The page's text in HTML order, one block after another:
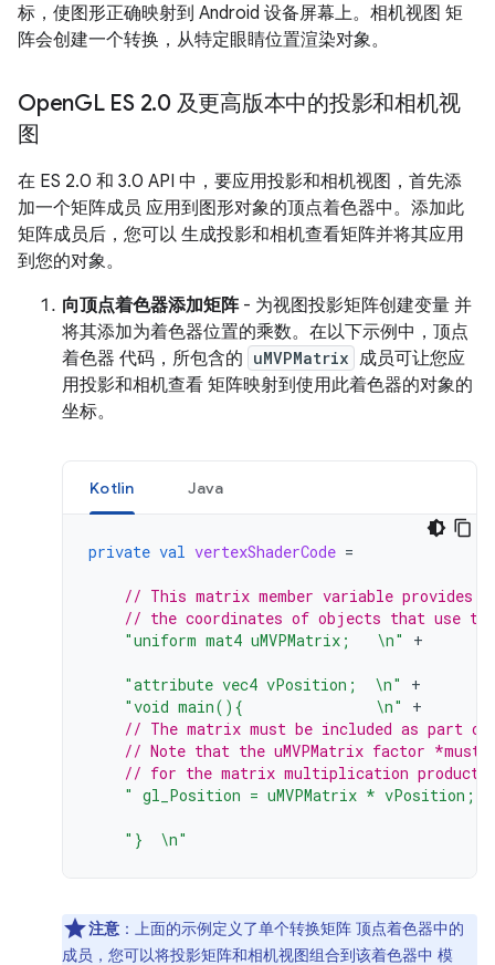
标，使图形正确映射到 Android 设备屏幕上。相机视图 矩
阵会创建一个转换，从特定眼睛位置渲染对象。
OpenGL ES 2.0 及更高版本中的投影和相机视
图
在 ES 2.0 和 3.0 API 中，要应用投影和相机视图，首先添
加一个矩阵成员 应用到图形对象的顶点着色器中。添加此
矩阵成员后，您可以 生成投影和相机查看矩阵并将其应用
到您的对象。
向顶点着色器添加矩阵- 为视图投影矩阵创建变量 并
将其添加为着色器位置的乘数。在以下示例中，顶点
着色器 代码，所包含的 uMVPMatrix 成员可让您应
用投影和相机查看 矩阵映射到使用此着色器的对象的
坐标。
Kotlin Java
private val vertexShaderCode =
// This matrix member variable provides a
// the coordinates of objects that use
"uniform mat4 uMVPMatrix;   \n"
+
"attribute vec4 vPosition;  \n"
+
"void main(){               \n"
+
// The matrix must be included as part
// Note that the uMVPMatrix factor
// for the matrix multiplication product
" gl_Position = uMVPMatrix * vPosition;
"}  \n"
注意 ：上面的示例定义了单个转换矩阵 顶点着色器中的
成员，您可以将投影矩阵和相机视图组合到该着色器中 模